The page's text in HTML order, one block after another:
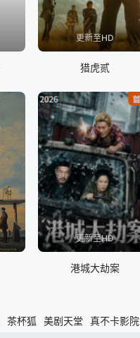
更新至HD
猎虎贰
更新至HD
港城大劫案
茶杯狐 美剧天堂 真不卡影院